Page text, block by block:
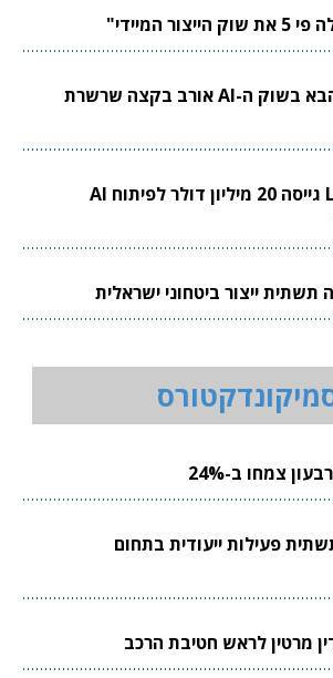
המיידי"
צוואר הבקבוק הבא בשוק ה-AI אורב בקצה שרשרת
Limitless Labs גייסה 20 מיליון דולר לפיתוח AI
צמחו ב-24%
פעילות ייעודית בתחום
מרטין לראש חטיבת הרכב